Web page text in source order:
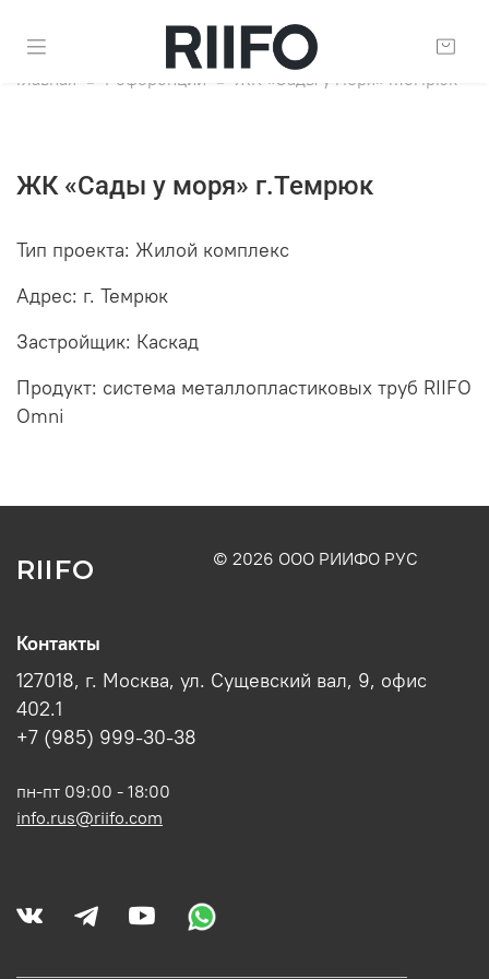
Главная Референции ЖК «Сады у моря» г.Темрюк
ЖК «Сады у моря» г.Темрюк
Тип проекта: Жилой комплекс
Адрес: г. Темрюк
Застройщик: Каскад
Продукт: система металлопластиковых труб RIIFO
Omni
RIIFO © 2026 ООО РИИФО РУС
Контакты
127018, г. Москва, ул. Сущевский вал, 9, офис
402.1
+7 (985) 999-30-38
пн-пт 09:00 - 18:00
info.rus@riifo.com